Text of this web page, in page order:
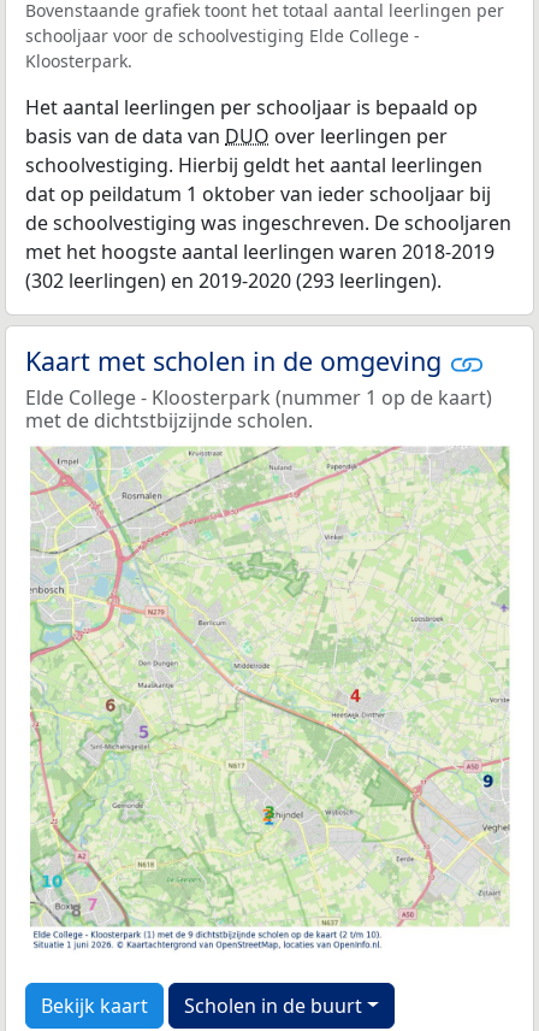
Bovenstaande grafiek toont het totaal aantal leerlingen per
schooljaar voor de schoolvestiging Elde College -
Kloosterpark.
Het aantal leerlingen per schooljaar is bepaald op
basis van de data van DUO over leerlingen per
schoolvestiging. Hierbij geldt het aantal leerlingen
dat op peildatum 1 oktober van ieder schooljaar bij
de schoolvestiging was ingeschreven. De schooljaren
met het hoogste aantal leerlingen waren 2018-2019
(302 leerlingen) en 2019-2020 (293 leerlingen).
Kaart met scholen in de omgeving
Elde College - Kloosterpark (nummer 1 op de kaart)
met de dichtstbijzijnde scholen.
Bekijk kaart Scholen in de buurt